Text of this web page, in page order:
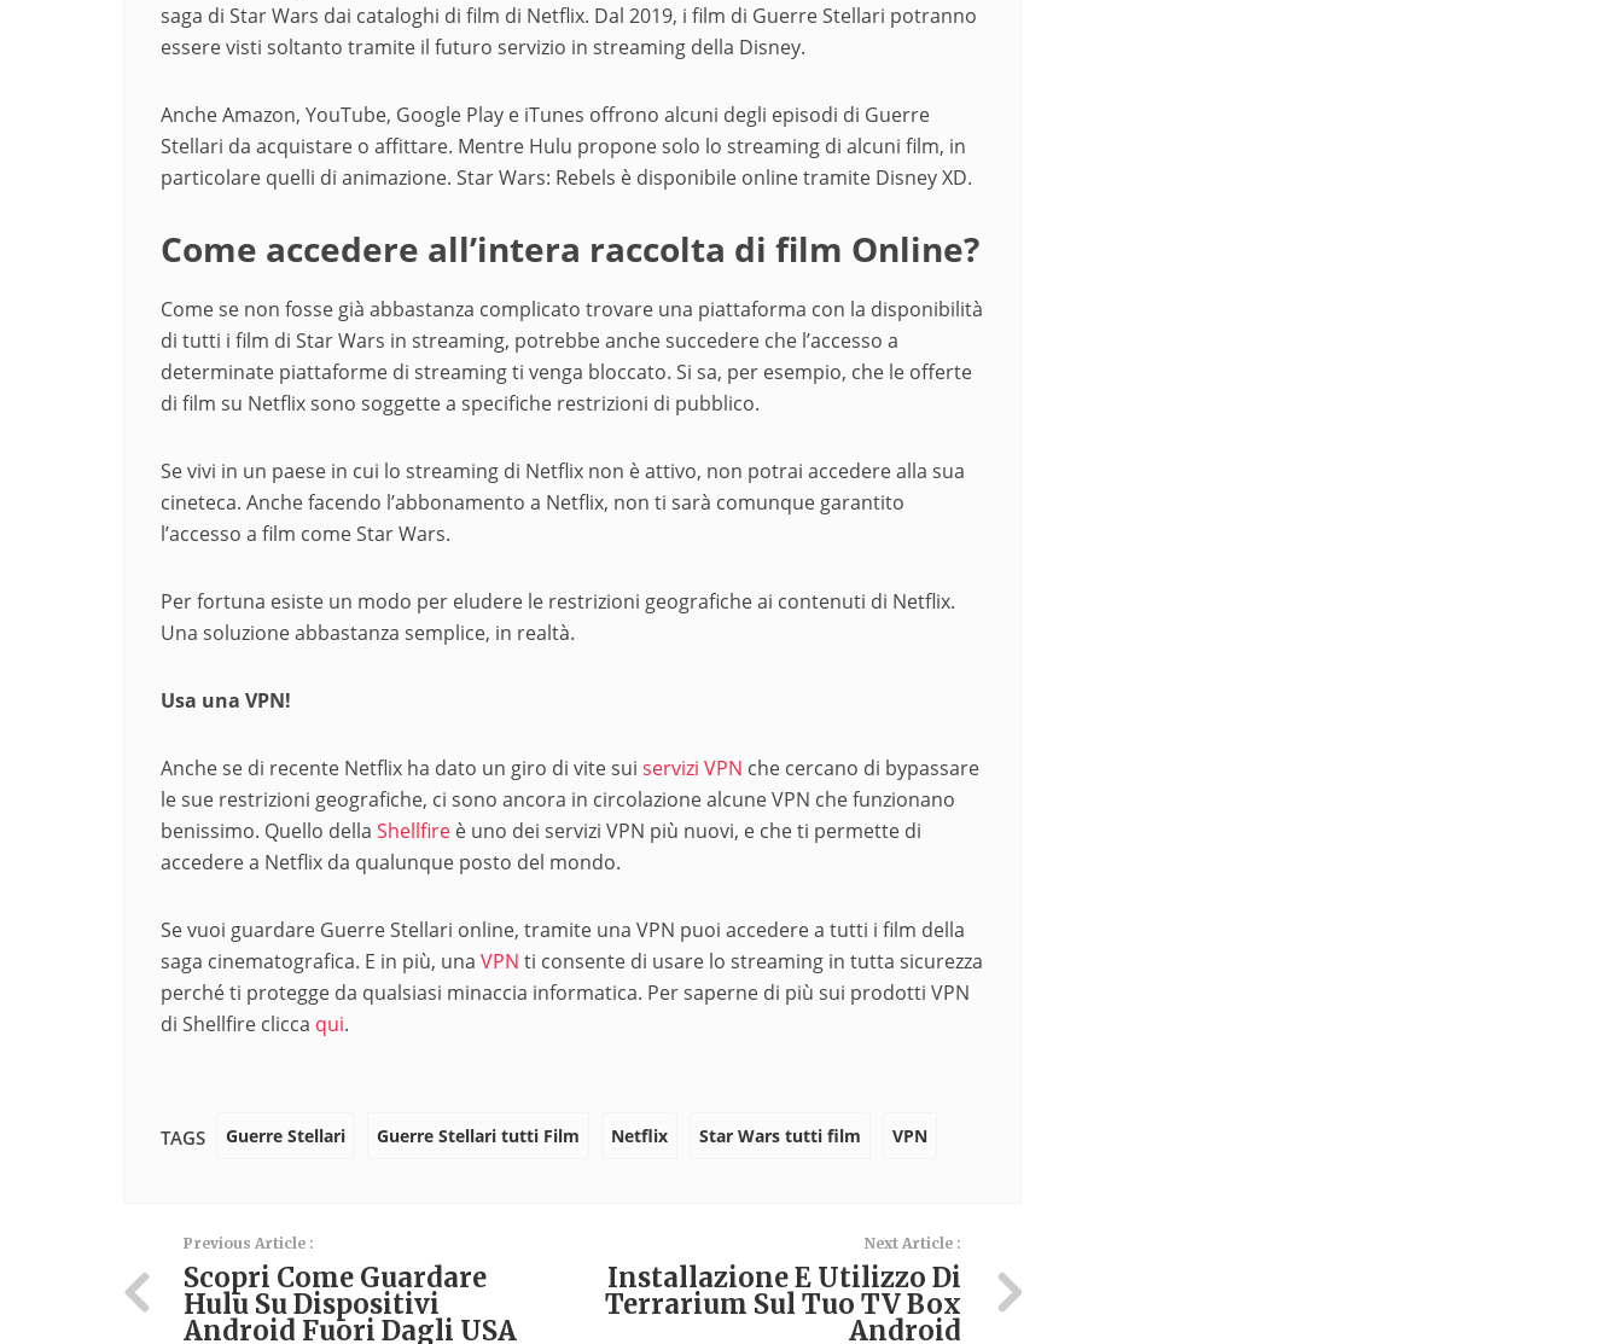
saga di Star Wars dai cataloghi di film di Netflix. Dal 2019, i film di Guerre Stellari potranno
essere visti soltanto tramite il futuro servizio in streaming della Disney.
Anche Amazon, YouTube, Google Play e iTunes offrono alcuni degli episodi di Guerre
Stellari da acquistare o affittare. Mentre Hulu propone solo lo streaming di alcuni film, in
particolare quelli di animazione. Star Wars: Rebels è disponibile online tramite Disney XD.
Come accedere all’intera raccolta di film Online?
Come se non fosse già abbastanza complicato trovare una piattaforma con la disponibilità
di tutti i film di Star Wars in streaming, potrebbe anche succedere che l’accesso a
determinate piattaforme di streaming ti venga bloccato. Si sa, per esempio, che le offerte
di film su Netflix sono soggette a specifiche restrizioni di pubblico.
Se vivi in un paese in cui lo streaming di Netflix non è attivo, non potrai accedere alla sua
cineteca. Anche facendo l’abbonamento a Netflix, non ti sarà comunque garantito
l’accesso a film come Star Wars.
Per fortuna esiste un modo per eludere le restrizioni geografiche ai contenuti di Netflix.
Una soluzione abbastanza semplice, in realtà.
Usa una VPN!
Anche se di recente Netflix ha dato un giro di vite sui servizi VPN che cercano di bypassare
le sue restrizioni geografiche, ci sono ancora in circolazione alcune VPN che funzionano
benissimo. Quello della Shellfire è uno dei servizi VPN più nuovi, e che ti permette di
accedere a Netflix da qualunque posto del mondo.
Se vuoi guardare Guerre Stellari online, tramite una VPN puoi accedere a tutti i film della
saga cinematografica. E in più, una VPN ti consente di usare lo streaming in tutta sicurezza
perché ti protegge da qualsiasi minaccia informatica. Per saperne di più sui prodotti VPN
di Shellfire clicca qui.
TAGS Guerre Stellari Guerre Stellari tutti Film Netflix Star Wars tutti film VPN
Previous Article :
Scopri Come Guardare
Hulu Su Dispositivi
Android Fuori Dagli USA
Next Article :
Installazione E Utilizzo Di
Terrarium Sul Tuo TV Box
Android